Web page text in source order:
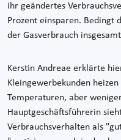
ihr geändertes
Prozent einsparen. Bedingt
der Gasverbrauch
Kerstin Andreae erklärte
Kleingewerbekunden
Temperaturen, aber
Hauptgeschäftsführerin
Verbrauchsverhalten als